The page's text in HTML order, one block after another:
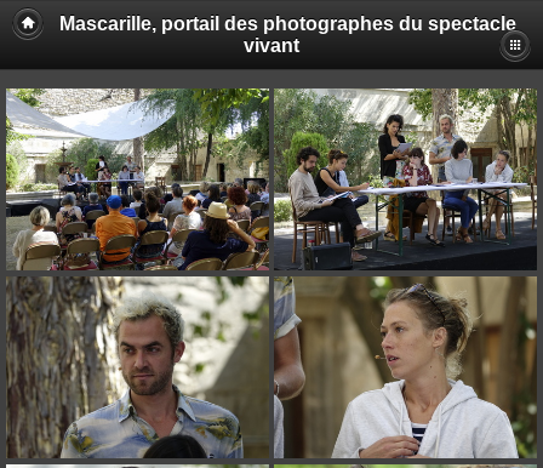
Mascarille, portail des photographes du spectacle
vivant